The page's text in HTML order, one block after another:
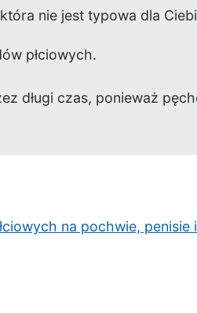
która nie jest typowa dla
płciowych.
długi czas, ponieważ
na pochwie, penisie